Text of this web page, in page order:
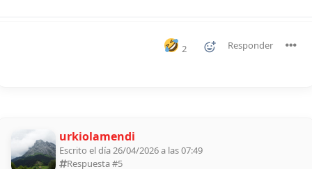
2 Responder
urkiolamendi
Escrito el día 26/04/2026 a las 07:49
Respuesta #5